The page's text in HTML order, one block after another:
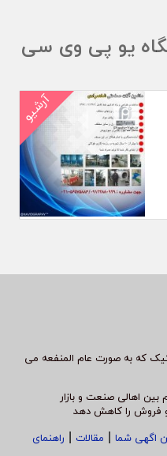
یو پی وی سی
آرشیو
که به صورت عام المنفعه می
اهالی صنعت و بازار
و فروش را کاهش دهد
اگهی شما مقالات
راهنمای